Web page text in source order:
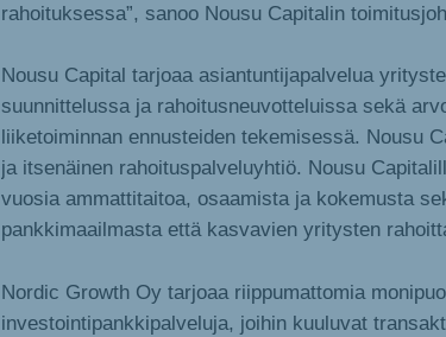
rahoituksessa”, sanoo Nousu Capitalin
Nousu Capital tarjoaa asiantuntijapalvelua
suunnittelussa ja rahoitusneuvotteluissa sekä
liiketoiminnan ennusteiden tekemisessä. Nousu
ja itsenäinen rahoituspalveluyhtiö. Nousu
vuosia ammattitaitoa, osaamista ja kokemusta
pankkimaailmasta että kasvavien yritysten
Nordic Growth Oy tarjoaa riippumattomia
investointipankkipalveluja, joihin kuuluvat